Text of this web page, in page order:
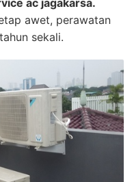
ac jagakarsa.
awet, perawatan
sekali.